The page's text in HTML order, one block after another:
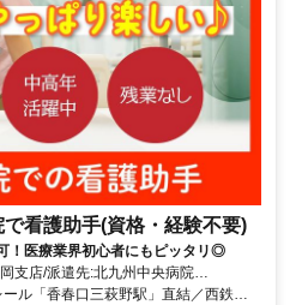
看護助手(資格・経験不要)
！医療業界初心者にもピッタリ◎
支店/派遣先:北九州中央病院
ル「香春口三萩野駅」直結／西鉄バ